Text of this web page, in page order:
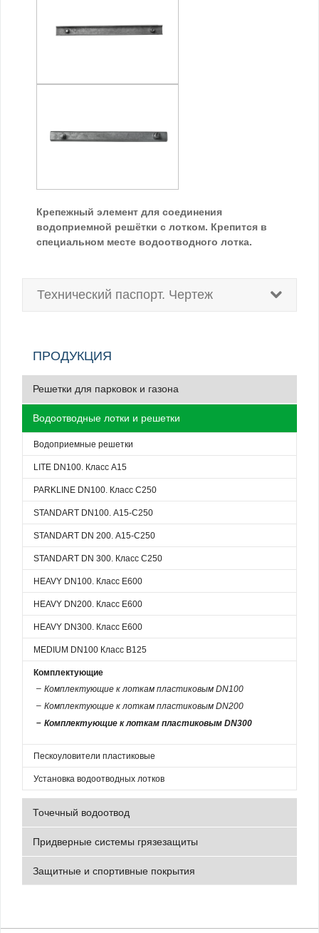
ПРОДУКЦИЯ
Решетки для парковок и газона
Водоотводные лотки и решетки
Водоприемные решетки
LITE DN100. Класс А15
PARKLINE DN100. Класс С250
STANDART DN100. А15-С250
STANDART DN 200. А15-C250
STANDART DN 300. Класс С250
HEAVY DN100. Класс Е600
HEAVY DN200. Класс Е600
HEAVY DN300. Класс Е600
MEDIUM DN100 Класс B125
Комплектующие
Комплектующие к лоткам пластиковым DN100
Комплектующие к лоткам пластиковым DN200
Комплектующие к лоткам пластиковым DN300
Пескоуловители пластиковые
Установка водоотводных лотков
Точечный водоотвод
Придверные системы грязезащиты
Защитные и спортивные покрытия
Крепежный элемент для соединения
водоприемной решётки с лотком. Крепится в
специальном месте водоотводного лотка.
Технический паспорт. Чертеж